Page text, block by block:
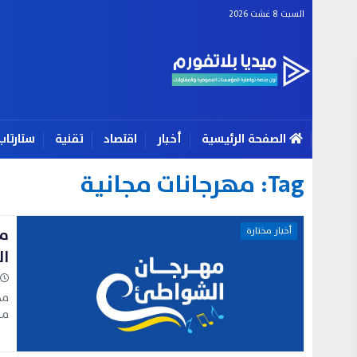
السبت 8 غشت 2026
الصفحة الرئيسية أخبار اقتصاد تقنية
Tag: مهرجانات مجانية
أخبار مختارة